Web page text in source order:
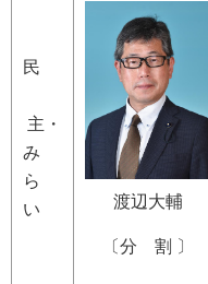
民
主・
み
ら
い
渡辺大輔
〔分 割 〕